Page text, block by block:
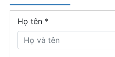
Họ tên *